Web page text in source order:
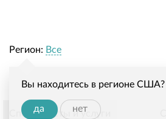
Регион: Все
Вы находитесь в регионе США?
да нет
Специалисты и услуги